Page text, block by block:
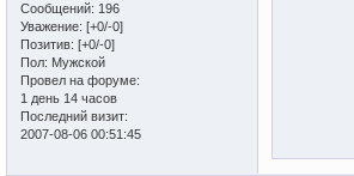
Сообщений: 196
Уважение: [+0/-0]
Позитив: [+0/-0]
Пол: Мужской
Провел на форуме:
1 день 14 часов
Последний визит:
2007-08-06 00:51:45